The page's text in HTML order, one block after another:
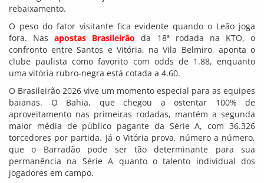
rebaixamento.
O peso do fator visitante fica evidente quando o Leão joga
fora. Nasapostas Brasileirão da 18ª rodada na KTO, o
confronto entre Santos e Vitória, na Vila Belmiro, aponta o
clube paulista como favorito com odds de 1.88, enquanto
uma vitória rubro-negra está cotada a 4.60.
O Brasileirão 2026 vive um momento especial para as equipes
baianas. O Bahia, que chegou a ostentar 100% de
aproveitamento nas primeiras rodadas, mantém a segunda
maior média de público pagante da Série A, com 36.326
torcedores por partida. Já o Vitória prova, número a número,
que o Barradão pode ser tão determinante para sua
permanência na Série A quanto o talento individual dos
jogadores em campo.